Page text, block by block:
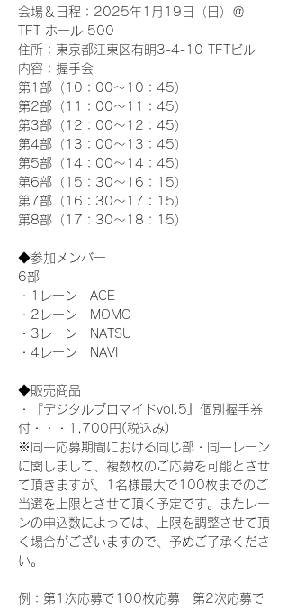
会場＆日程：2025年1月19日（日）＠
TFT ホール 500
住所：東京都江東区有明3-4-10 TFTビル
内容：握手会
第1部（10：00～10：45）
第2部（11：00～11：45）
第3部（12：00～12：45）
第4部（13：00～13：45）
第5部（14：00～14：45）
第6部（15：30～16：15）
第7部（16：30～17：15）
第8部（17：30～18：15）
◆参加メンバー
6部
・1レーン　ACE
・2レーン　MOMO
・3レーン　NATSU
・4レーン　NAVI
◆販売商品
・『デジタルブロマイドvol.5』個別握手券
付・・・1,700円(税込み)
※同一応募期間における同じ部・同一レーン
に関しまして、複数枚のご応募を可能とさせ
て頂きますが、1名様最大で100枚までのご
当選を上限とさせて頂く予定です。またレー
ンの申込数によっては、上限を調整させて頂
く場合がございますので、予めご了承くださ
い。
例：第1次応募で100枚応募　第2次応募で